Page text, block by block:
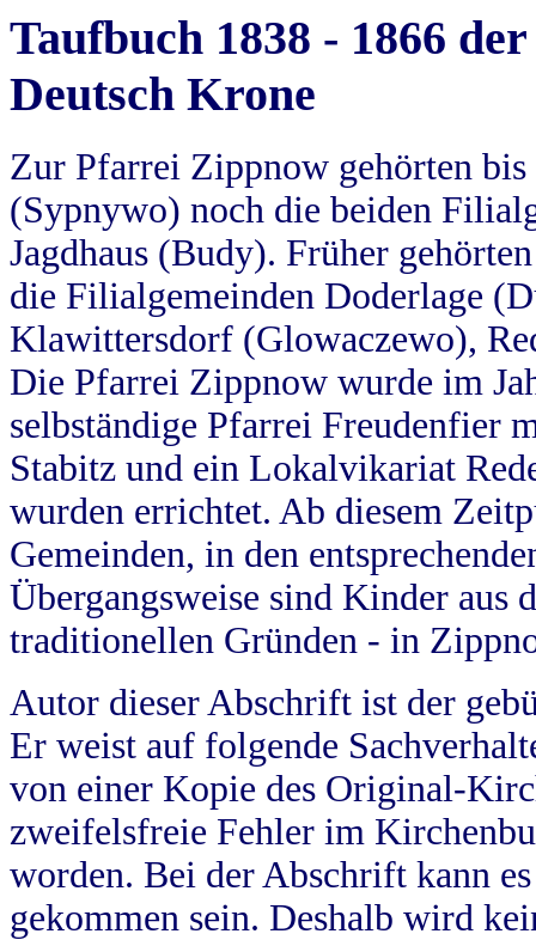
Taufbuch 1838 - 1866
Deutsch Krone
Zur Pfarrei Zippnow gehörten
(Sypnywo) noch die beiden
Jagdhaus (Budy). Früher
die Filialgemeinden Doderlage
Klawittersdorf (Glowaczewo),
Die Pfarrei Zippnow wurde im
selbständige Pfarrei Freudenfier
Stabitz und ein Lokalvikariat
wurden errichtet. Ab diesem
Gemeinden, in den
Übergangsweise sind Kinder aus
traditionellen Gründen - in
Autor dieser Abschrift ist der
Er weist auf folgende
von einer Kopie des Original-
zweifelsfreie Fehler im
worden. Bei der Abschrift kann
gekommen sein. Deshalb wird